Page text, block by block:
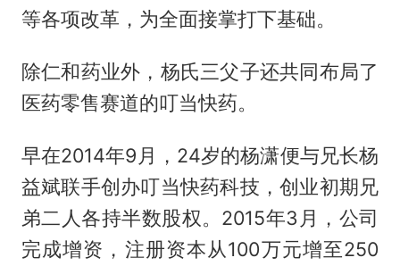
等各项改革，为全面接掌打下基础。
除仁和药业外，杨氏三父子还共同布局了
医药零售赛道的叮当快药。
早在2014年9月，24岁的杨潇便与兄长杨
益斌联手创办叮当快药科技，创业初期兄
弟二人各持半数股权。2015年3月，公司
完成增资，注册资本从100万元增至250